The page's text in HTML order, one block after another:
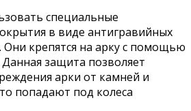
специальные
в виде антигравийных
крепятся на арку с помощью
защита позволяет
арки от камней и
попадают под колеса